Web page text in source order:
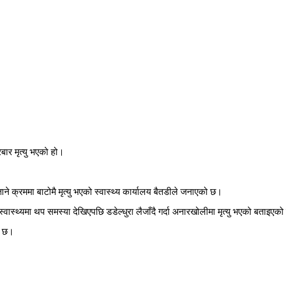
मृत्यु भएको हो।
बाटोमै मृत्यु भएको स्वास्थ्य कार्यालय बैतडीले जनाएको छ।
थप समस्या देखिएपछि डडेल्धुरा लैजाँदै गर्दा अनारखोलीमा मृत्यु भएको
छ।